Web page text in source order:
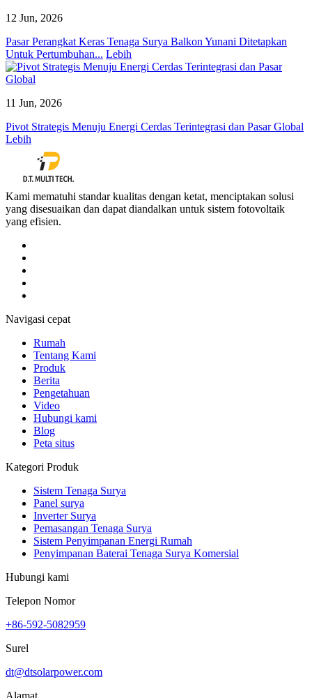
12 Jun, 2026
Pasar Perangkat Keras Tenaga Surya Balkon Yunani Ditetapkan
Untuk Pertumbuhan... Lebih
11 Jun, 2026
Pivot Strategis Menuju Energi Cerdas Terintegrasi dan Pasar Global
Lebih
Kami mematuhi standar kualitas dengan ketat, menciptakan solusi
yang disesuaikan dan dapat diandalkan untuk sistem fotovoltaik
yang efisien.
Navigasi cepat
Rumah
Tentang Kami
Produk
Berita
Pengetahuan
Video
Hubungi kami
Blog
Peta situs
Kategori Produk
Sistem Tenaga Surya
Panel surya
Inverter Surya
Pemasangan Tenaga Surya
Sistem Penyimpanan Energi Rumah
Penyimpanan Baterai Tenaga Surya Komersial
Hubungi kami
Telepon Nomor
+86-592-5082959
Surel
dt@dtsolarpower.com
Alamat